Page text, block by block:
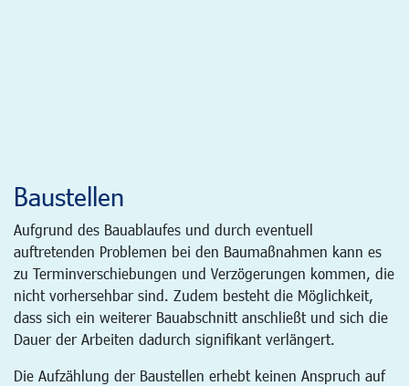
Baustellen
Aufgrund des Bauablaufes und durch eventuell
auftretenden Problemen bei den Baumaßnahmen kann es
zu Terminverschiebungen und Verzögerungen kommen, die
nicht vorhersehbar sind. Zudem besteht die Möglichkeit,
dass sich ein weiterer Bauabschnitt anschließt und sich die
Dauer der Arbeiten dadurch signifikant verlängert.
Die Aufzählung der Baustellen erhebt keinen Anspruch auf